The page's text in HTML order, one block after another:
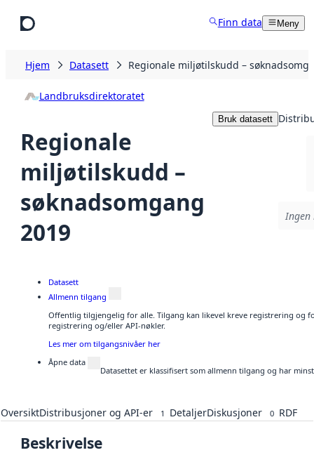
Finn data Meny
Hjem Datasett Regionale miljøtilskudd –
Landbruksdirektoratet
Regionale
miljøtilskudd –
søknadsomgang
2019
Bruk datasett
Datasett
Allmenn tilgang
Offentlig tilgjengelig for alle. Tilgang kan likevel kreve registrering og
registrering og/eller API-nøkler.
Les mer om tilgangsnivåer her
Åpne data
Datasettet er klassifisert som allmenn tilgang og har
OversiktDistribusjoner og API-er 1 DetaljerDiskusjoner 0 RDF
Beskrivelse